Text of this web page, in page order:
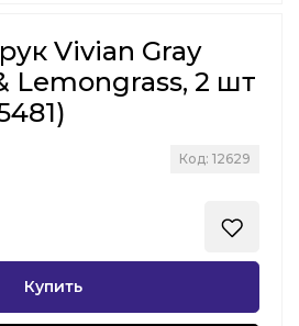
Vivian Gray
Lemongrass, 2 шт
Код: 12629
Купить